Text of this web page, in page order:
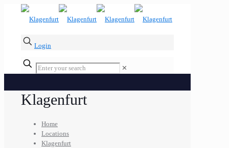
Login
✕
Klagenfurt
Home
Locations
Klagenfurt